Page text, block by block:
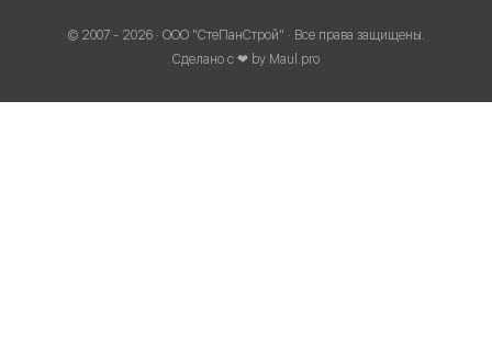
© 2007 - 2026 · OOO "СтеПанСтрой" · Все права защищены.
Сделано с ❤ by Maul.pro